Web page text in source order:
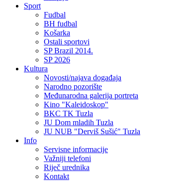
Sport
Fudbal
BH fudbal
Košarka
Ostali sportovi
SP Brazil 2014.
SP 2026
Kultura
Novosti/najava događaja
Narodno pozorište
Međunarodna galerija portreta
Kino "Kaleidoskop"
BKC TK Tuzla
JU Dom mladih Tuzla
JU NUB "Derviš Sušić" Tuzla
Info
Servisne informacije
Važniji telefoni
Riječ urednika
Kontakt